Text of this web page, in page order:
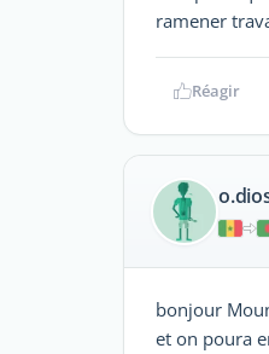
ramener
Réagir
bonjour
et on poura